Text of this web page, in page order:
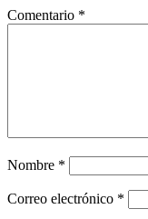
Comentario *
Nombre *
Correo electrónico *